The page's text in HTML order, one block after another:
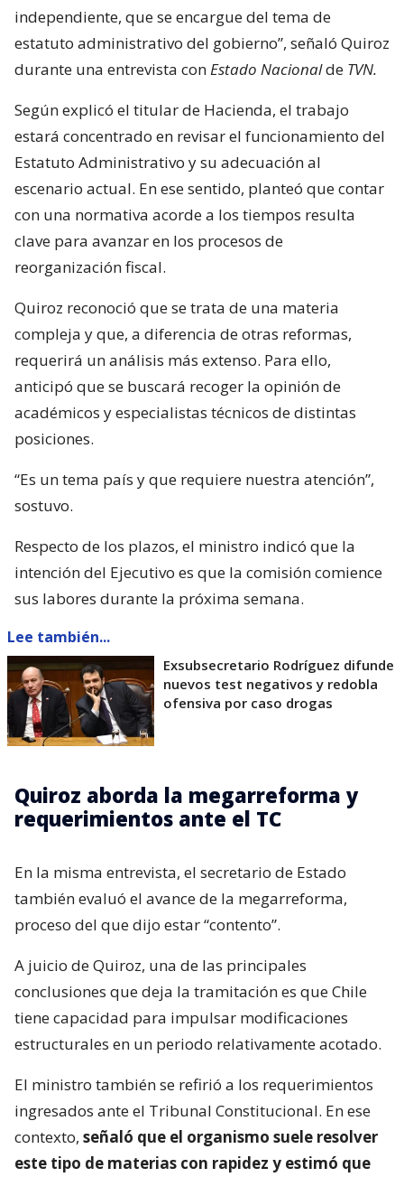
independiente, que se encargue del tema de
estatuto administrativo del gobierno”, señaló Quiroz
durante una entrevista conEstado Nacionalde TVN.
Según explicó el titular de Hacienda, el trabajo
estará concentrado en revisar el funcionamiento del
Estatuto Administrativo y su adecuación al
escenario actual. En ese sentido, planteó que contar
con una normativa acorde a los tiempos resulta
clave para avanzar en los procesos de
reorganización fiscal.
Quiroz reconoció que se trata de una materia
compleja y que, a diferencia de otras reformas,
requerirá un análisis más extenso. Para ello,
anticipó que se buscará recoger la opinión de
académicos y especialistas técnicos de distintas
posiciones.
“Es un tema país y que requiere nuestra atención”,
sostuvo.
Respecto de los plazos, el ministro indicó que la
intención del Ejecutivo es que la comisión comience
sus labores durante la próxima semana.
Lee también...
Exsubsecretario Rodríguez difunde
nuevos test negativos y redobla
ofensiva por caso drogas
Quiroz aborda la megarreforma y
requerimientos ante el TC
En la misma entrevista, el secretario de Estado
también evaluó el avance de la megarreforma,
proceso del que dijo estar “contento”.
A juicio de Quiroz, una de las principales
conclusiones que deja la tramitación es que Chile
tiene capacidad para impulsar modificaciones
estructurales en un periodo relativamente acotado.
El ministro también se refirió a los requerimientos
ingresados ante el Tribunal Constitucional. En ese
contexto, señaló que el organismo suele resolver
este tipo de materias con rapidez y estimó que